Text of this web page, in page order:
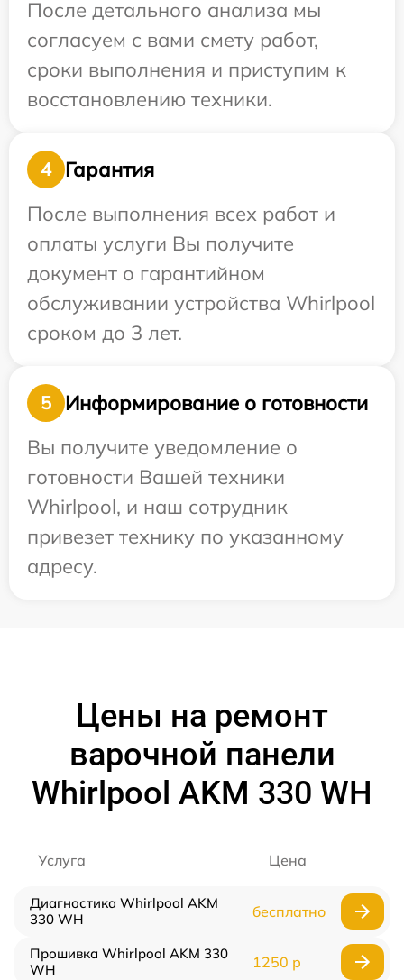
После детального анализа мы
согласуем с вами смету работ,
сроки выполнения и приступим к
восстановлению техники.
4
Гарантия
После выполнения всех работ и
оплаты услуги Вы получите
документ о гарантийном
обслуживании устройства Whirlpool
сроком до 3 лет.
5
Информирование о готовности
Вы получите уведомление о
готовности Вашей техники
Whirlpool, и наш сотрудник
привезет технику по указанному
адресу.
Цены на ремонт
варочной панели
Whirlpool AKM 330 WH
Услуга Цена
Диагностика Whirlpool AKM
330 WH
бесплатно
Прошивка Whirlpool AKM 330
WH
1250 р